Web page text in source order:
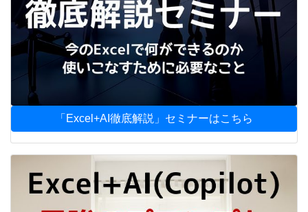
「Excel+AI徹底解説」セミナーはこちら